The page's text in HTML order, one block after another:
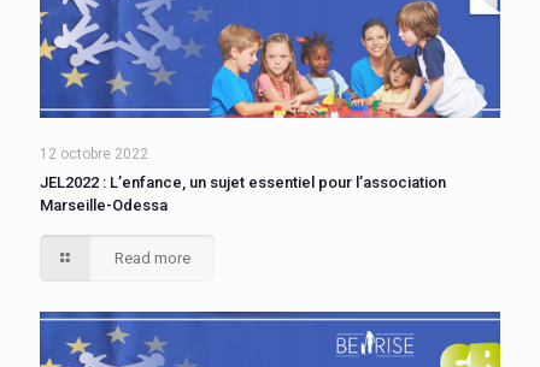
12 octobre 2022
JEL2022 : L’enfance, un sujet essentiel pour l’association
Marseille-Odessa
Read more